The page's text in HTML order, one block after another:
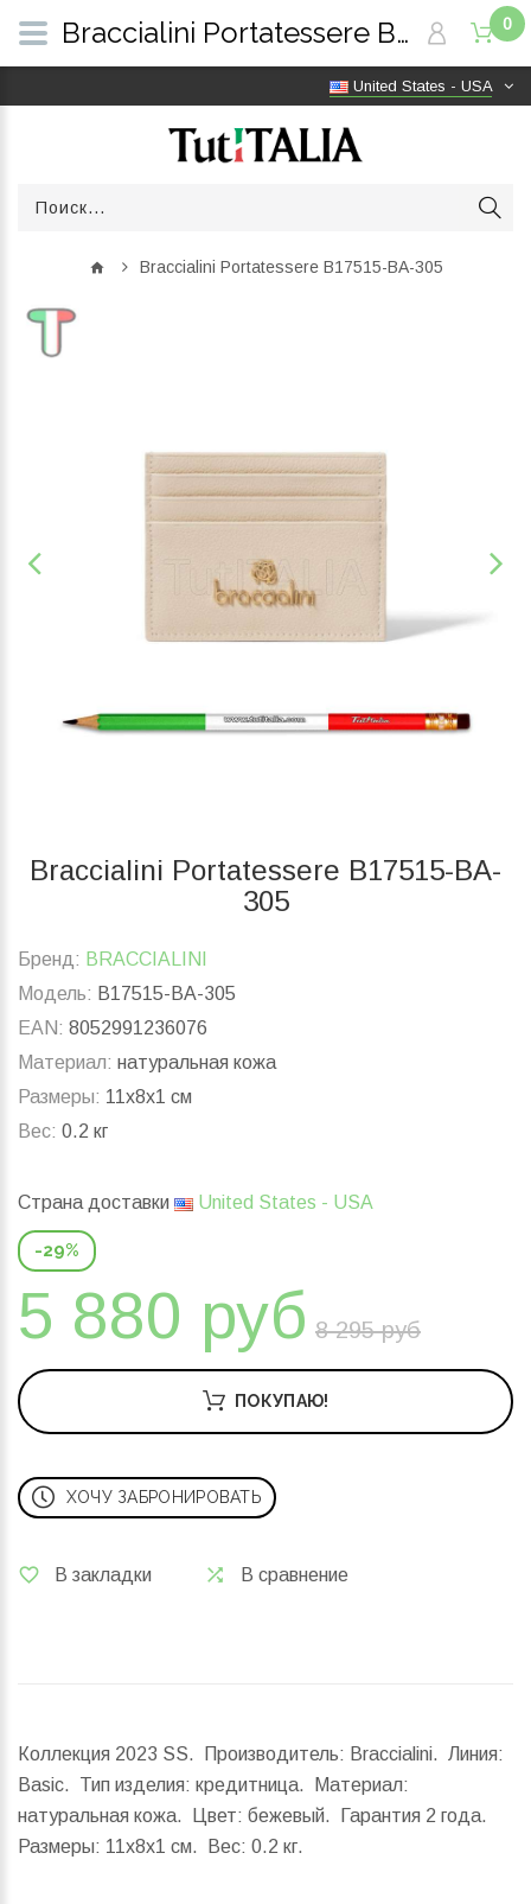
United States - USA
0
Braccialini Portatessere B17515-BA-305
Braccialini Portatessere B17515-BA-
305
Бренд: BRACCIALINI
Модель: B17515-BA-305
EAN: 8052991236076
Материал: натуральная кожа
Размеры: 11x8x1 см
Вес: 0.2 кг
Страна доставки United States - USA
-29%
5 880 руб 8 295 руб
ПОКУПАЮ!
ХОЧУ ЗАБРОНИРОВАТЬ
В закладки В сравнение
Коллекция 2023 SS. Производитель: Braccialini. Линия:
Basic. Тип изделия: кредитница. Материал:
натуральная кожа. Цвет: бежевый. Гарантия 2 года.
Размеры: 11x8x1 см. Вес: 0.2 кг.
Braccialini Portatessere B17515-BA-305 | TutITALIA